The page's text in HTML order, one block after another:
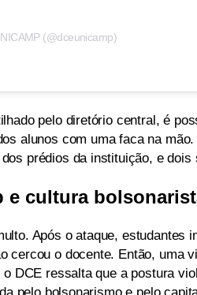
(@dceunicamp)
pelo diretório central, é
alunos com uma faca na
prédios da instituição, e dois
e cultura
Após o ataque, estudantes
cercou o docente. Então, uma
DCE ressalta que a postura
pelo bolsonarismo e pelo